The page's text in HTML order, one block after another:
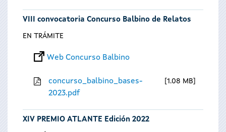
VIII convocatoria Concurso Balbino de Relatos
EN TRÁMITE
Web Concurso Balbino
concurso_balbino_bases-
2023.pdf
1.08 MB
XIV PREMIO ATLANTE Edición 2022